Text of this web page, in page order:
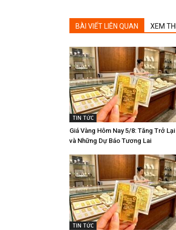
BÀI VIẾT LIÊN QUAN XEM
TIN TỨC
Giá Vàng Hôm Nay 5/8: Tăng Trở Lại
và Những Dự Báo Tương Lai
TIN TỨC